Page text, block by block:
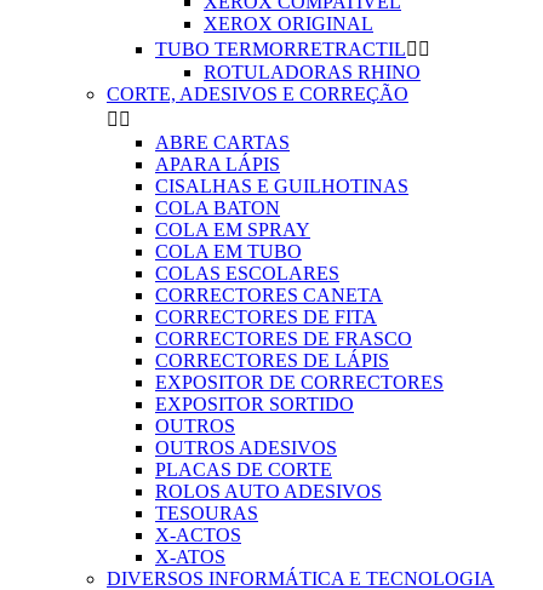
XEROX ORIGINAL
TUBO TERMORRETRACTIL 
ROTULADORAS RHINO
CORTE, ADESIVOS E CORREÇÃO
 
ABRE CARTAS
APARA LÁPIS
CISALHAS E GUILHOTINAS
COLA BATON
COLA EM SPRAY
COLA EM TUBO
COLAS ESCOLARES
CORRECTORES CANETA
CORRECTORES DE FITA
CORRECTORES DE FRASCO
CORRECTORES DE LÁPIS
EXPOSITOR DE CORRECTORES
EXPOSITOR SORTIDO
OUTROS
OUTROS ADESIVOS
PLACAS DE CORTE
ROLOS AUTO ADESIVOS
TESOURAS
X-ACTOS
X-ATOS
DIVERSOS INFORMÁTICA E TECNOLOGIA